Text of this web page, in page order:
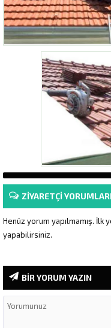
ZİYARETÇİ
Henüz yorum yapılmamış. İlk
yapabilirsiniz.
BİR YORUM YAZIN